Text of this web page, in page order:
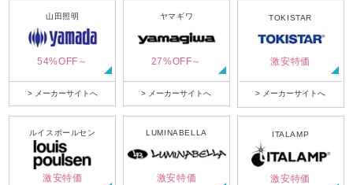
山田照明
54%OFF～
> メーカーサイトへ
ヤマギワ
27%OFF～
> メーカーサイトへ
TOKISTAR
激安特価
> メーカーサイトへ
ルイスポールセン
激安特価
LUMINABELLA
激安特価
ITALAMP
激安特価